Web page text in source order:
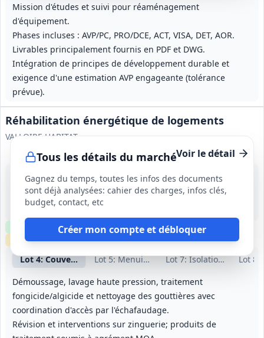
Mission d'études et suivi pour réaménagement
d'équipement.
Phases incluses : AVP/PC, PRO/DCE, ACT, VISA, DET, AOR.
Livrables principalement fournis en PDF et DWG.
Intégration de principes de développement durable et
exigence d'une estimation AVP engageante (tolérance
prévue).
Tous les détails du marché
Gagnez du temps, toutes les infos des documents
sont déjà analysées: cahier des charges, infos clés,
budget, contact, etc
Créer mon compte et débloquer
Réhabilitation énergétique de logements
VALLOIRE HABITAT
Voir le détail
Lot4: Couverture Lot5: Menuiseries ext. et int.
Lot7: Isolation combles
Lot 8
Démoussage, lavage haute pression, traitement
fongicide/algicide et nettoyage des gouttières avec
coordination d'accès par l'échafaudage.
Révision et interventions sur zinguerie; produits de
27 août 2026
Vieilles-Maisons-sur-Joudry (45)
6 mois, dont 1 mois de préparation
Clause environnementale Clause sociale Visite
Échantillonsrequis